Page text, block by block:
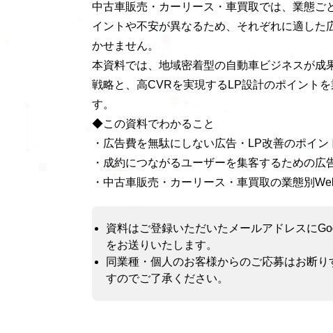
中古車販売・カーリース・車買取では、業態ご
イントや不安が異なるため、それぞれに適した
かせません。
本資料では、地域密着型の自動車ビジネスが成
戦略と、高CVRを実現するLP設計のポイント
す。
◆この資料でわかること
・広告費を無駄にしない広告・LP改善のポイン
・成約につながるユーザーを集客するための広
・中古車販売・カーリース・車買取の業態別
資料はご登録いただいたメールアドレスに
をお送りいたします。
同業種・個人のお客様からのご応募はお断り
すのでご了承ください。